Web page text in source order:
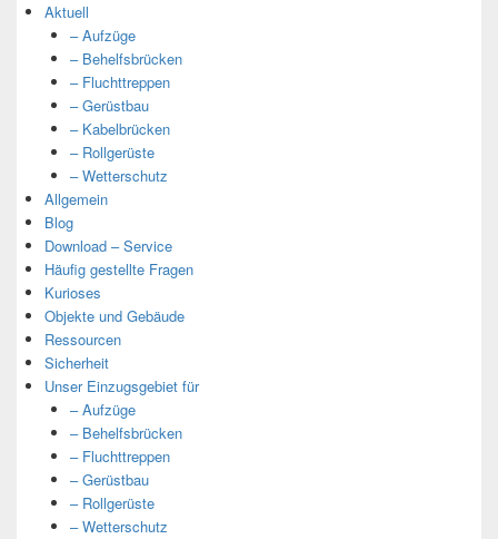
Aktuell
– Aufzüge
– Behelfsbrücken
– Fluchttreppen
– Gerüstbau
– Kabelbrücken
– Rollgerüste
– Wetterschutz
Allgemein
Blog
Download – Service
Häufig gestellte Fragen
Kurioses
Objekte und Gebäude
Ressourcen
Sicherheit
Unser Einzugsgebiet für
– Aufzüge
– Behelfsbrücken
– Fluchttreppen
– Gerüstbau
– Rollgerüste
– Wetterschutz